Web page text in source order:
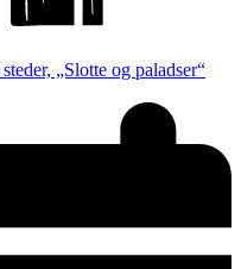
„Slotte og paladser“